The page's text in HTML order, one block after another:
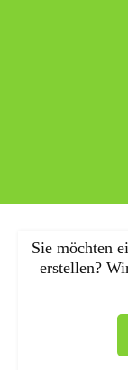
Sie möchten
erstellen?